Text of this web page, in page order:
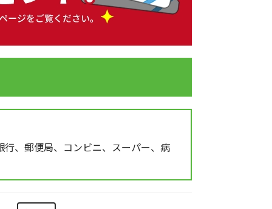
、郵便局、コンビニ、スーパー、病